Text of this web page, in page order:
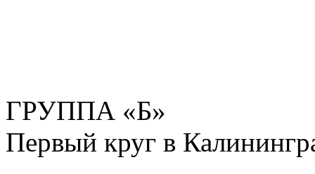
ГРУППА «Б»
Первый круг в